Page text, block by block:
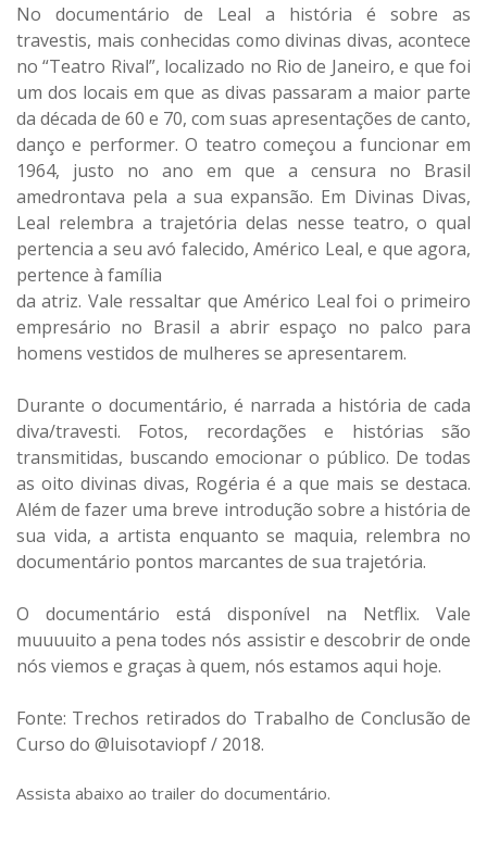
No documentário de Leal a história é sobre as
travestis, mais conhecidas como divinas divas, acontece
no “Teatro Rival”, localizado no Rio de Janeiro, e que foi
um dos locais em que as divas passaram a maior parte
da década de 60 e 70, com suas apresentações de canto,
danço e performer. O teatro começou a funcionar em
1964, justo no ano em que a censura no Brasil
amedrontava pela a sua expansão. Em Divinas Divas,
Leal relembra a trajetória delas nesse teatro, o qual
pertencia a seu avó falecido, Américo Leal, e que agora,
pertence à família
da atriz. Vale ressaltar que Américo Leal foi o primeiro
empresário no Brasil a abrir espaço no palco para
homens vestidos de mulheres se apresentarem.
Durante o documentário, é narrada a história de cada
diva/travesti. Fotos, recordações e histórias são
transmitidas, buscando emocionar o público. De todas
as oito divinas divas, Rogéria é a que mais se destaca.
Além de fazer uma breve introdução sobre a história de
sua vida, a artista enquanto se maquia, relembra no
documentário pontos marcantes de sua trajetória.
O documentário está disponível na Netflix. Vale
muuuuito a pena todes nós assistir e descobrir de onde
nós viemos e graças à quem, nós estamos aqui hoje.
Fonte: Trechos retirados do Trabalho de Conclusão de
Curso do @luisotaviopf / 2018.
Assista abaixo ao trailer do documentário.